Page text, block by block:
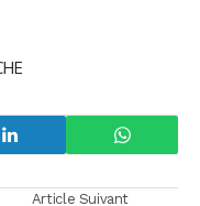
Article Suivant